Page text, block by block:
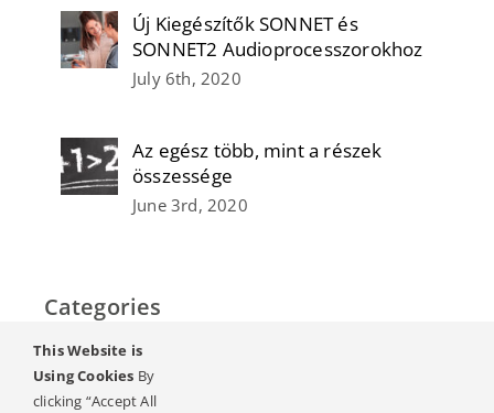
Új Kiegészítők SONNET és
SONNET2 Audioprocesszorokhoz
July 6th, 2020
Az egész több, mint a részek
összessége
June 3rd, 2020
Categories
Home
This Website is
Using Cookies By
clicking “Accept All